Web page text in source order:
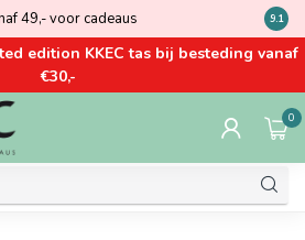
49,- voor cadeaus Kom
9.1
edition KKEC tas bij besteding vanaf
€30,-
0